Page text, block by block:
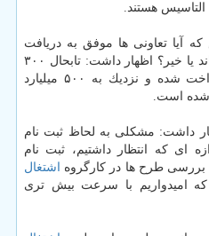
هستند.
آیا تعاونی ها موفق به دریافت
روستایی شده اند یا خیر؟ اظهار داشت: تابحال ۳۰۰
میلیارد تومان به تعاونی ها پرداخت شده و نزدیك به ۵۰۰ میلیارد
شده است.
داشت: مشكلی به لحاظ ثبت نام
ای كه انتظار داشتیم، ثبت نام
طرح ها در كارگروه اشتغال
امیدواریم با سرعت بیش تری